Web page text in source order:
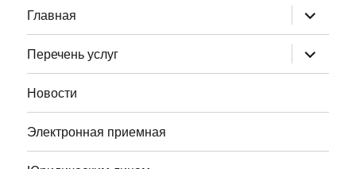
Главная раскрыть
дочернее
меню
Перечень услуг
раскрыть
дочернее
меню
Новости
Электронная приемная